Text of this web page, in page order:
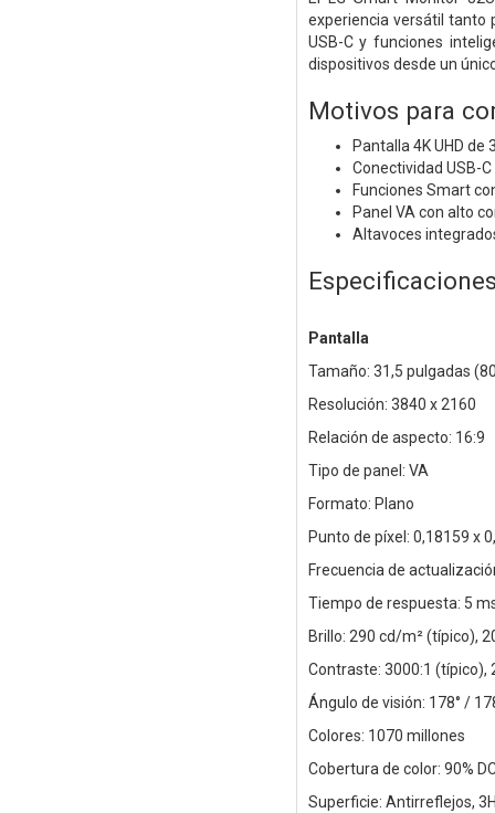
experiencia versátil tanto
USB-C y funciones
dispositivos desde un
Motivos para
Pantalla 4K UHD
Conectividad USB-
Funciones Smart
Panel VA con alto
Altavoces
Pantalla
Tamaño: 31,5 pulgadas
Resolución: 3840 x 2160
Relación de aspecto: 16:9
Tipo de panel: VA
Formato: Plano
Punto de píxel: 0,18159 x
Frecuencia de
Tiempo de respuesta: 5
Brillo: 290 cd/m² (típico),
Contraste: 3000:1 (típico),
Ángulo de visión: 178° /
Colores: 1070 millones
Cobertura de color: 90%
Superficie: Antirreflejos,